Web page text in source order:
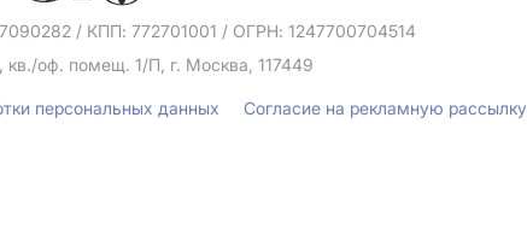
/ КПП: 772701001 / ОГРН: 1247700704514
кв./оф. помещ. 1/П, г. Москва, 117449
персональных данных Согласие на рекламную рассылку